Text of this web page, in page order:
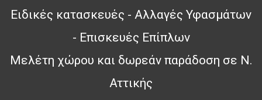
Ειδικές κατασκευές - Αλλαγές Υφασμάτων
- Επισκευές Επίπλων
Μελέτη χώρου και δωρεάν παράδοση σε Ν.
Αττικής